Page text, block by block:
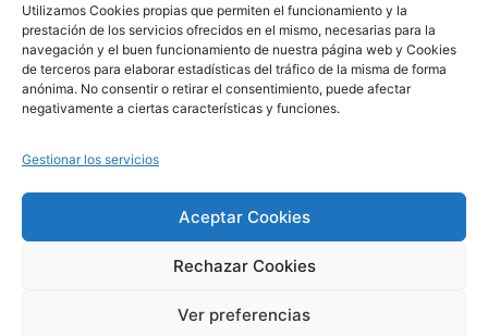
Utilizamos Cookies propias que permiten el funcionamiento y la
prestación de los servicios ofrecidos en el mismo, necesarias para la
navegación y el buen funcionamiento de nuestra página web y Cookies
de terceros para elaborar estadísticas del tráfico de la misma de forma
anónima. No consentir o retirar el consentimiento, puede afectar
negativamente a ciertas características y funciones.
Gestionar los servicios
Aceptar Cookies
Rechazar Cookies
Ver preferencias
© 2020, Fundación Alba Pérez. All Rights Reserved
Política de privacidad